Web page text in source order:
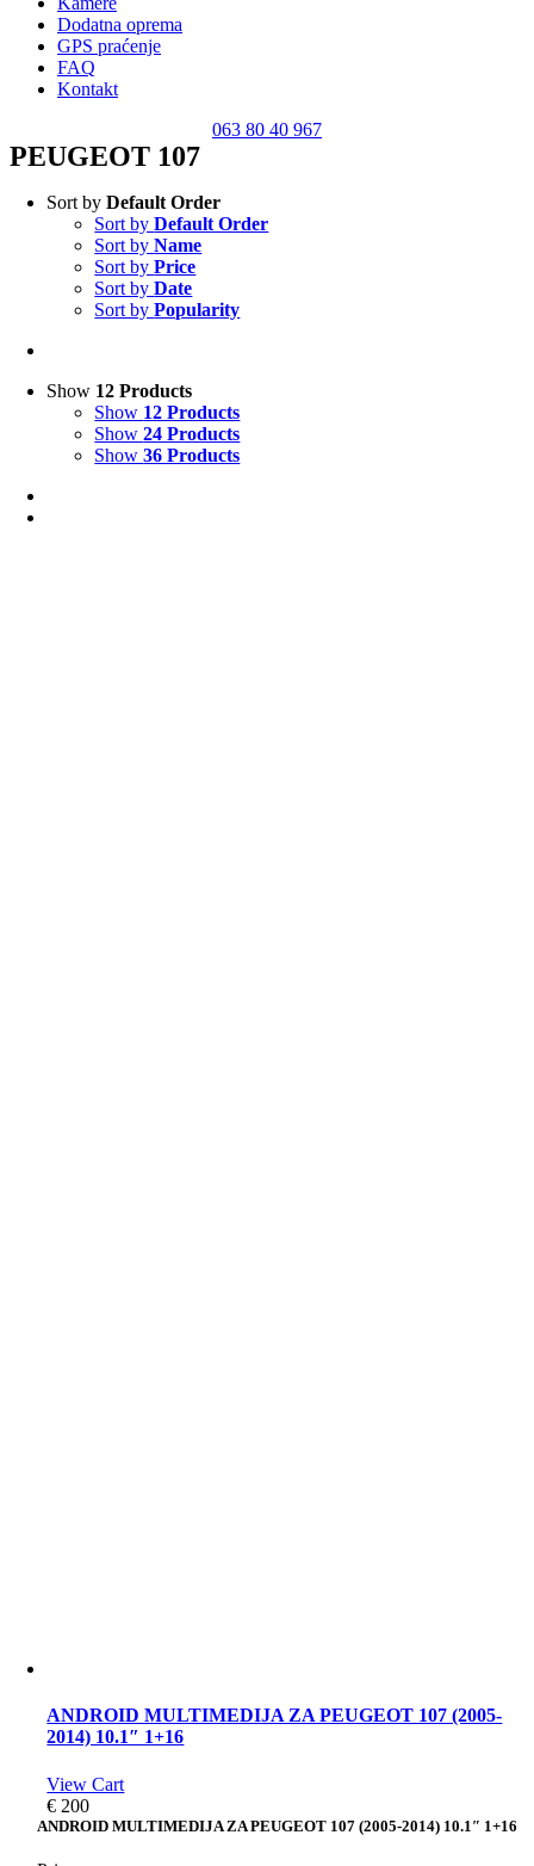
Dodatna oprema
GPS praćenje
FAQ
Kontakt
063 80 40 967
PEUGEOT 107
Sort byDefault Order
Sort byDefault Order
Sort byName
Sort byPrice
Sort byDate
Sort byPopularity
Show 12 Products
Show 12 Products
Show24 Products
Show36 Products
ANDROID MULTIMEDIJA ZA PEUGEOT 107 (2005-
2014) 10.1″ 1+16
View Cart
€ 200
ANDROID MULTIMEDIJA ZA PEUGEOT 107 (2005-2014) 10.1″ 1+16